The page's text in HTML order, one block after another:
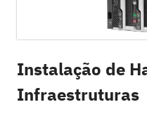
Instalação de
Infraestruturas